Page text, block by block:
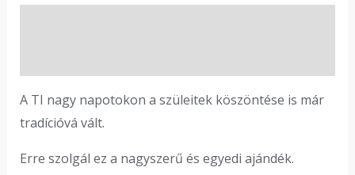
A TI nagy napotokon a szüleitek köszöntése is már
tradícióvá vált.
Erre szolgál ez a nagyszerű és egyedi ajándék.